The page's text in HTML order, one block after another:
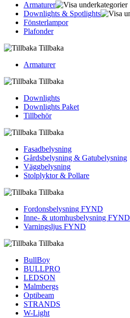
Armaturer
Downlights & Spotlights
Fönsterlampor
Plafonder
Tillbaka
Armaturer
Tillbaka
Downlights
Downlights Paket
Tillbehör
Tillbaka
Fasadbelysning
Gårdsbelysning & Gatubelysning
Väggbelysning
Stolplyktor & Pollare
Tillbaka
Fordons­belysning FYND
Inne- & utomhus­belysning FYND
Varningsljus FYND
Tillbaka
BullBoy
BULLPRO
LEDSON
Malmbergs
Optibeam
STRANDS
W-Light